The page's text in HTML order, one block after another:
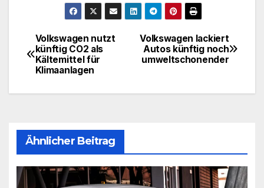
Beitragsnavigation
Volkswagen lackiert
Autos künftig noch
umweltschonender
Volkswagen nutzt
künftig CO2 als
Kältemittel für
Klimaanlagen
Ähnlicher Beitrag